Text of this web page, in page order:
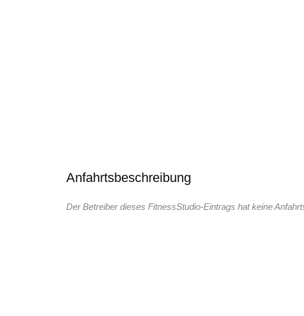
Anfahrtsbeschreibung
Der Betreiber dieses FitnessStudio-Eintrags hat keine